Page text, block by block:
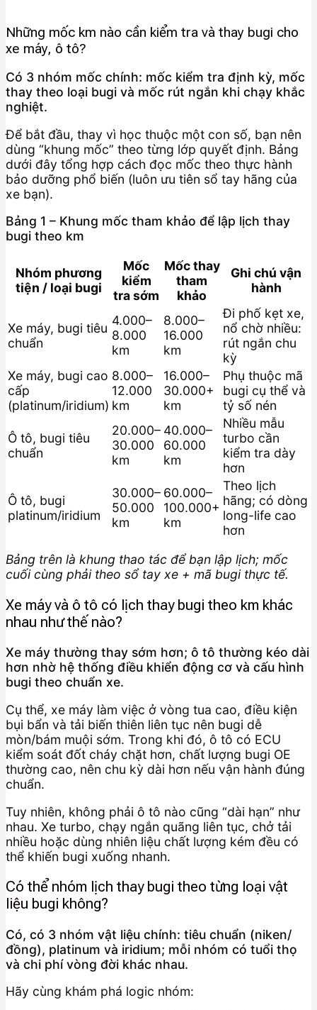
Những mốc km nào cần kiểm tra và thay bugi cho
xe máy, ô tô?
Có 3 nhóm mốc chính: mốc kiểm tra định kỳ, mốc
thay theo loại bugi và mốc rút ngắn khi chạy khắc
nghiệt.
Để bắt đầu, thay vì học thuộc một con số, bạn nên
dùng “khung mốc” theo từng lớp quyết định. Bảng
dưới đây tổng hợp cách đọc mốc theo thực hành
bảo dưỡng phổ biến (luôn ưu tiên sổ tay hãng của
xe bạn).
Bảng 1 – Khung mốc tham khảo để lập lịch thay
bugi theo km
Nhóm phương
tiện / loại bugi
Mốc
kiểm
tra sớm
Mốc thay
tham
khảo
Ghi chú vận
hành
Xe máy, bugi tiêu
chuẩn
4.000–
8.000
km
8.000–
16.000
km
Đi phố kẹt xe,
nổ chờ nhiều:
rút ngắn chu
kỳ
Xe máy, bugi cao
cấp
(platinum/iridium)
8.000–
12.000
km
16.000–
30.000+
km
Phụ thuộc mã
bugi cụ thể và
tỷ số nén
Ô tô, bugi tiêu
chuẩn
20.000–
30.000
km
40.000–
60.000
km
Nhiều mẫu
turbo cần
kiểm tra dày
hơn
Ô tô, bugi
platinum/iridium
30.000–
50.000
km
60.000–
100.000+
km
Theo lịch
hãng; có dòng
long-life cao
hơn
Bảng trên là khung thao tác để bạn lập lịch; mốc
cuối cùng phải theo sổ tay xe + mã bugi thực tế.
Xe máy và ô tô có lịch thay bugi theo km khác
nhau như thế nào?
Xe máy thường thay sớm hơn; ô tô thường kéo dài
hơn nhờ hệ thống điều khiển động cơ và cấu hình
bugi theo chuẩn xe.
Cụ thể, xe máy làm việc ở vòng tua cao, điều kiện
bụi bẩn và tải biến thiên liên tục nên bugi dễ
mòn/bám muội sớm. Trong khi đó, ô tô có ECU
kiểm soát đốt cháy chặt hơn, chất lượng bugi OE
thường cao, nên chu kỳ dài hơn nếu vận hành đúng
chuẩn.
Tuy nhiên, không phải ô tô nào cũng “dài hạn” như
nhau. Xe turbo, chạy ngắn quãng liên tục, chở tải
nhiều hoặc dùng nhiên liệu chất lượng kém đều có
thể khiến bugi xuống nhanh.
Có thể nhóm lịch thay bugi theo từng loại vật
liệu bugi không?
Có, có 3 nhóm vật liệu chính: tiêu chuẩn (niken/
đồng), platinum và iridium; mỗi nhóm có tuổi thọ
và chi phí vòng đời khác nhau.
Hãy cùng khám phá logic nhóm: